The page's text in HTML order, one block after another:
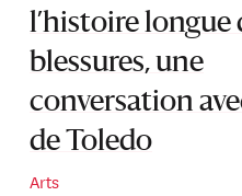
l’histoire longue
blessures, une
conversation
de Toledo
Arts